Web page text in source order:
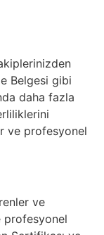
Belgesi gibi
daha fazla
ve profesyonel
ve
profesyonel